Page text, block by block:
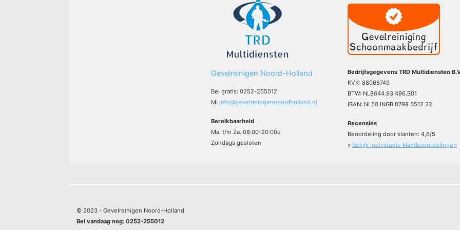
Gevelreinigen Noord-Holland
Bel gratis: 0252-255012
M: info@gevelreinigennoordholland.nl
Bereikbaarheid
Ma. t/m Za. 08:00-20:00u
Zondags gesloten
Bedrijfsgegevens TRD Multidiensten
KVK: 88068749
BTW: NL8644.93.496.B01
IBAN: NL50 INGB 0798 5512 32
Recensies
Beoordeling door klanten: 4,6/5
» Bekijk individuele klantbeoordelingen
© 2023 - Gevelreinigen Noord-Holland
Bel vandaag nog:0252-255012